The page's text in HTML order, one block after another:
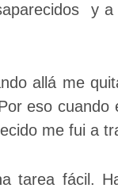
y
allá me
eso
me fui a
tarea fácil.